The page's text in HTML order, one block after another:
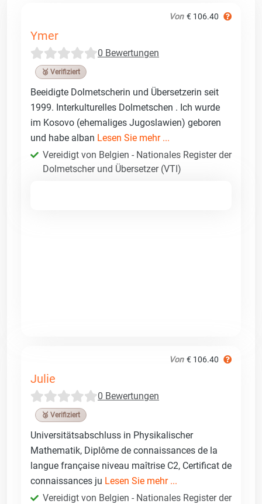
Von € 106.40
Ymer
0 Bewertungen
🥉 Verifiziert
Beeidigte Dolmetscherin und Übersetzerin seit
1999. Interkulturelles Dolmetschen . Ich wurde
im Kosovo (ehemaliges Jugoslawien) geboren
und habe alban Lesen Sie mehr ...
Vereidigt von Belgien - Nationales Register der
Dolmetscher und Übersetzer (VTI)
Von € 106.40
Julie
0 Bewertungen
🥉 Verifiziert
Universitätsabschluss in Physikalischer
Mathematik, Diplôme de connaissances de la
langue française niveau maîtrise C2, Certificat de
connaissances ju Lesen Sie mehr ...
Vereidigt von Belgien - Nationales Register der